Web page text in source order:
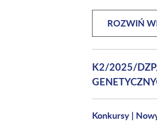
ROZWIŃ
K2/2025/
Konkursy|